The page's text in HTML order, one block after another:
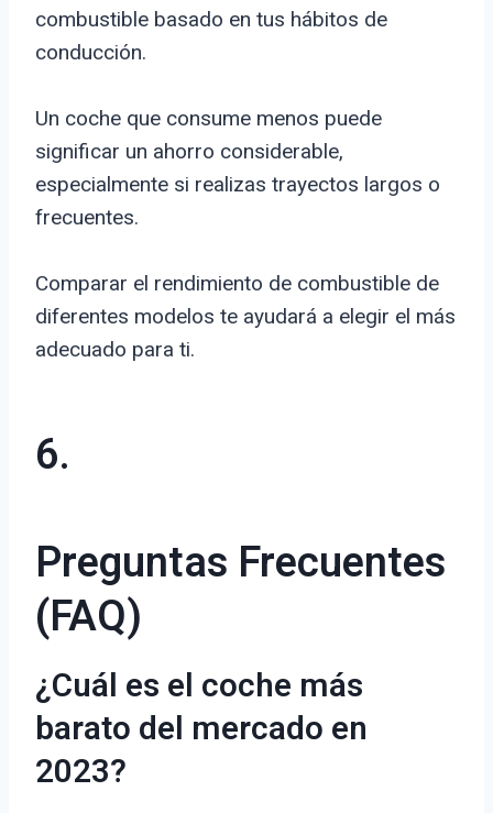
combustible basado en tus hábitos de
conducción.
Un coche que consume menos puede
significar un ahorro considerable,
especialmente si realizas trayectos largos o
frecuentes.
Comparar el rendimiento de combustible de
diferentes modelos te ayudará a elegir el más
adecuado para ti.
6.
Preguntas Frecuentes
(FAQ)
¿Cuál es el coche más
barato del mercado en
2023?